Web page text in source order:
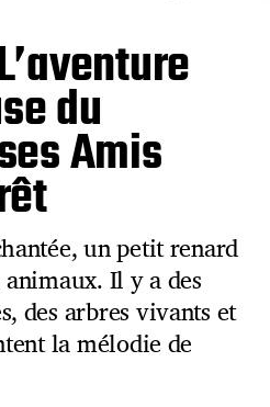
du
Amis
un petit renard
Il y a des
des arbres vivants et
la mélodie de